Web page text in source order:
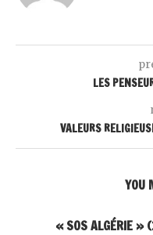
LES
VALEURS
YOU
« SOS ALGÉRIE »